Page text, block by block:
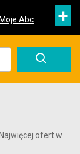
Moje Abc +
ofert w